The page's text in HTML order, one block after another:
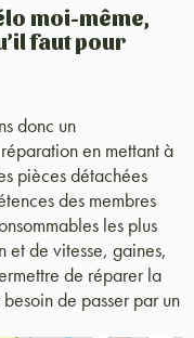
moi-même,
faut pour
donc un
en mettant à
pièces détachées
des membres
les plus
et de vitesse, gaines,
de réparer la
de passer par un